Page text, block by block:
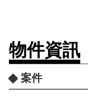
物件資訊
案件